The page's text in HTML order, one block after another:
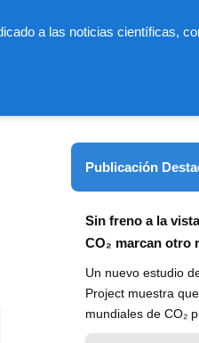
Publicación
Sin freno a la
CO₂ marcan otro
en 2024
Un nuevo estudio
Project muestra
mundiales de CO₂
combustibles